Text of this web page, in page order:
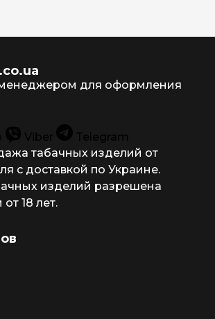
для оформления
Viber
Telegram
табачных изделий от
с доставкой по Украине.
изделий разрешена
18 лет.